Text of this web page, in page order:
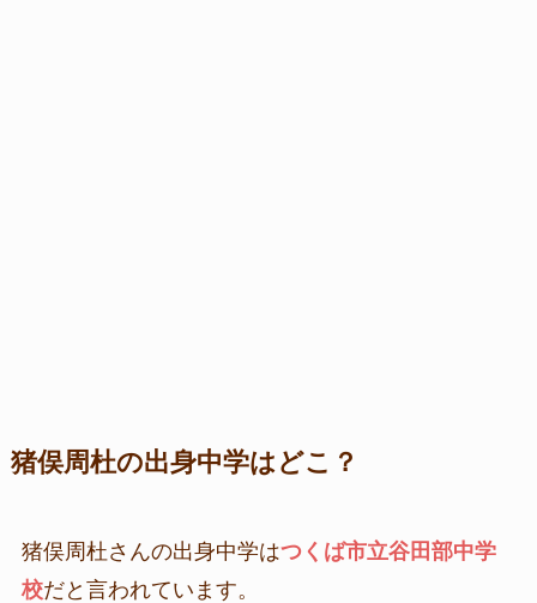
猪俣周杜の出身中学はどこ？
猪俣周杜さんの出身中学はつくば市立谷田部中学
校だと言われています。